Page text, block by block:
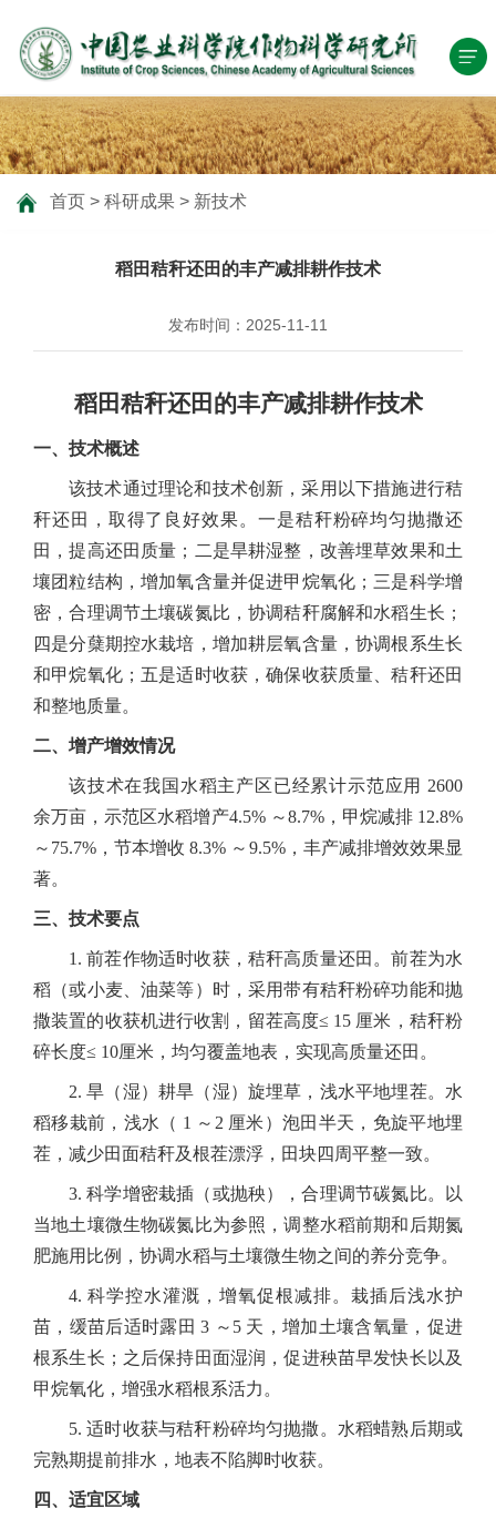
首页 > 科研成果 > 新技术
稻田秸秆还田的丰产减排耕作技术
发布时间：2025-11-11
稻田秸秆还田的丰产减排耕作技术
一、技术概述
该技术通过理论和技术创新，采用以下措施进行秸
秆还田，取得了良好效果。一是秸秆粉碎均匀抛撒还
田，提高还田质量；二是旱耕湿整，改善埋草效果和土
壤团粒结构，增加氧含量并促进甲烷氧化；三是科学增
密，合理调节土壤碳氮比，协调秸秆腐解和水稻生长；
四是分蘖期控水栽培，增加耕层氧含量，协调根系生长
和甲烷氧化；五是适时收获，确保收获质量、秸秆还田
和整地质量。
二、增产增效情况
该技术在我国水稻主产区已经累计示范应用 2600
余万亩，示范区水稻增产4.5% ～8.7%，甲烷减排 12.8%
～ 75.7% ，节本增收8.3% ～ 9.5%，丰产减排增效效果显
著。
三、技术要点
1.前茬作物适时收获，秸秆高质量还田。前茬为水
稻（或小麦、油菜等）时，采用带有秸秆粉碎功能和抛
撒装置的收获机进行收割，留茬高度≤ 15 厘米，秸秆粉
碎长度≤ 10厘米，均匀覆盖地表，实现高质量还田。
2.旱（湿）耕旱（湿）旋埋草，浅水平地埋茬。水
稻移栽前，浅水（ 1 ～ 2 厘米）泡田半天，免旋平地埋
茬，减少田面秸秆及根茬漂浮，田块四周平整一致。
3.科学增密栽插（或抛秧），合理调节碳氮比。以
当地土壤微生物碳氮比为参照，调整水稻前期和后期氮
肥施用比例，协调水稻与土壤微生物之间的养分竞争。
4. 科学控水灌溉，增氧促根减排。栽插后浅水护
苗，缓苗后适时露田3 ～ 5 天，增加土壤含氧量，促进
根系生长；之后保持田面湿润，促进秧苗早发快长以及
甲烷氧化，增强水稻根系活力。
5.适时收获与秸秆粉碎均匀抛撒。水稻蜡熟后期或
完熟期提前排水，地表不陷脚时收获。
四、适宜区域